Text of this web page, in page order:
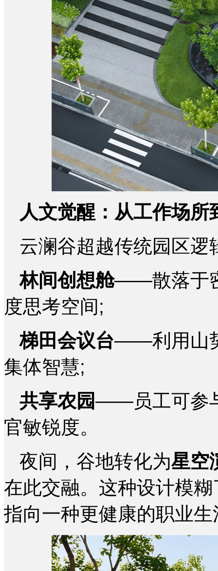
人文觉醒：从工作场所
云澜谷超越传统园区逻
林间创想舱——散落于
度思考空间;
梯田会议台——利用山
集体智慧;
共享农园——员工可参
官敏锐度。
夜间，谷地转化为星空
在此交融。这种设计模
指向一种更健康的职业